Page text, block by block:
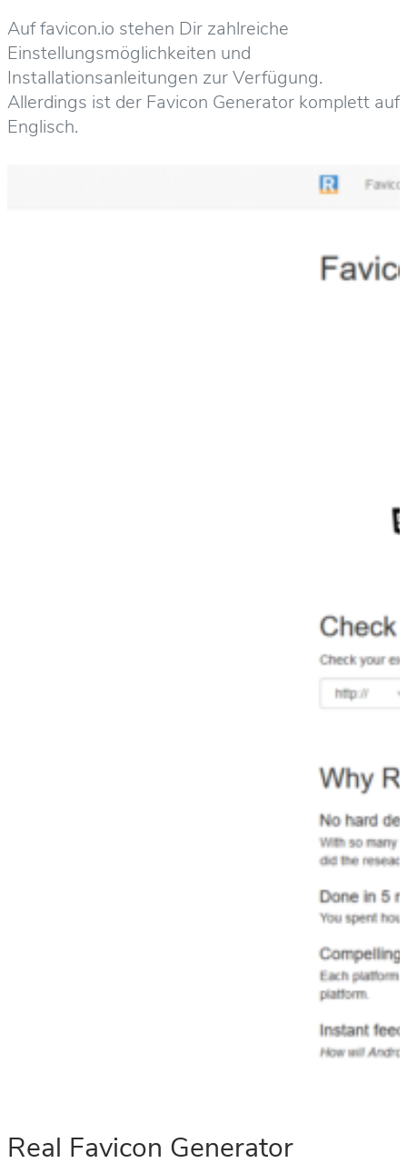
Auf favicon.io stehen Dir zahlreiche
Einstellungsmöglichkeiten und
Installationsanleitungen zur Verfügung.
Allerdings ist der Favicon Generator komplett auf
Englisch.
Real Favicon Generator